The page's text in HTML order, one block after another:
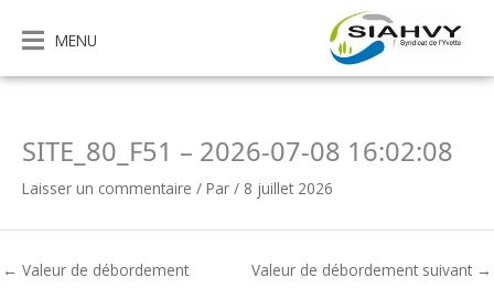
contenu
MENU
SITE_80_F51 – 2026-07-08 16:02:08
Laisser un commentaire / Par / 8 juillet 2026
← Valeur de débordement
Valeur de débordement suivant →